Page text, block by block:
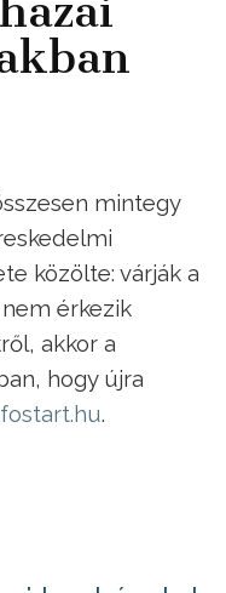
mintegy
közölte: várják a
érkezik
akkor a
hogy újra
.